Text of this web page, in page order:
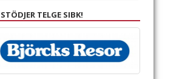
TELGE SIBK!